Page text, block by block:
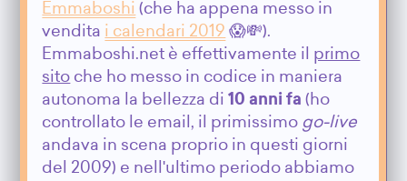
Emmaboshi (che ha appena messo in
vendita i calendari 2019 😱💸).
Emmaboshi.net è effettivamente il primo
sito che ho messo in codice in maniera
autonoma la bellezza di10 anni fa (ho
controllato le email, il primissimo go-live
andava in scena proprio in questi giorni
del 2009) e nell'ultimo periodo abbiamo